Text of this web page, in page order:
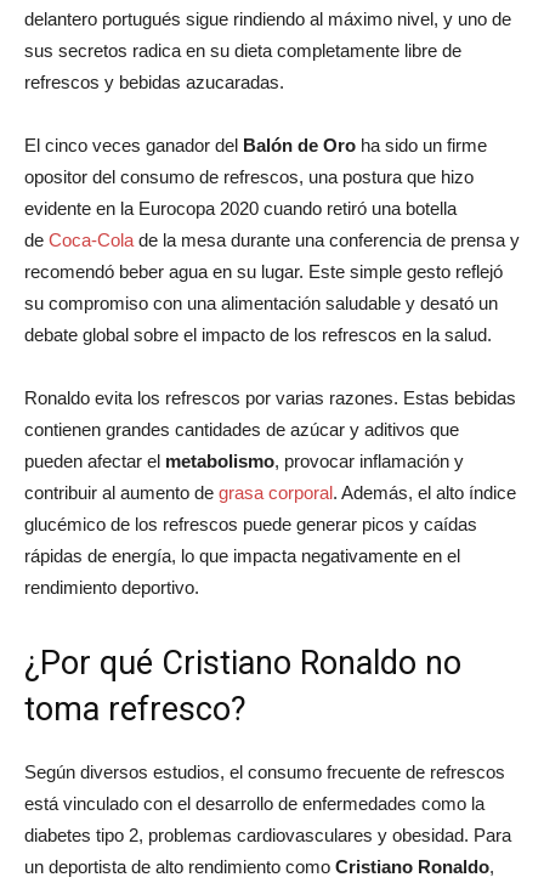
delantero portugués sigue rindiendo al máximo nivel, y uno de
sus secretos radica en su dieta completamente libre de
refrescos y bebidas azucaradas.
El cinco veces ganador del Balón de Oro ha sido un firme
opositor del consumo de refrescos, una postura que hizo
evidente en la Eurocopa 2020 cuando retiró una botella
de Coca-Cola de la mesa durante una conferencia de prensa y
recomendó beber agua en su lugar. Este simple gesto reflejó
su compromiso con una alimentación saludable y desató un
debate global sobre el impacto de los refrescos en la salud.
Ronaldo evita los refrescos por varias razones. Estas bebidas
contienen grandes cantidades de azúcar y aditivos que
pueden afectar el metabolismo, provocar inflamación y
contribuir al aumento de grasa corporal. Además, el alto índice
glucémico de los refrescos puede generar picos y caídas
rápidas de energía, lo que impacta negativamente en el
rendimiento deportivo.
¿Por qué Cristiano Ronaldo no
toma refresco?
Según diversos estudios, el consumo frecuente de refrescos
está vinculado con el desarrollo de enfermedades como la
diabetes tipo 2, problemas cardiovasculares y obesidad. Para
un deportista de alto rendimiento como Cristiano Ronaldo,